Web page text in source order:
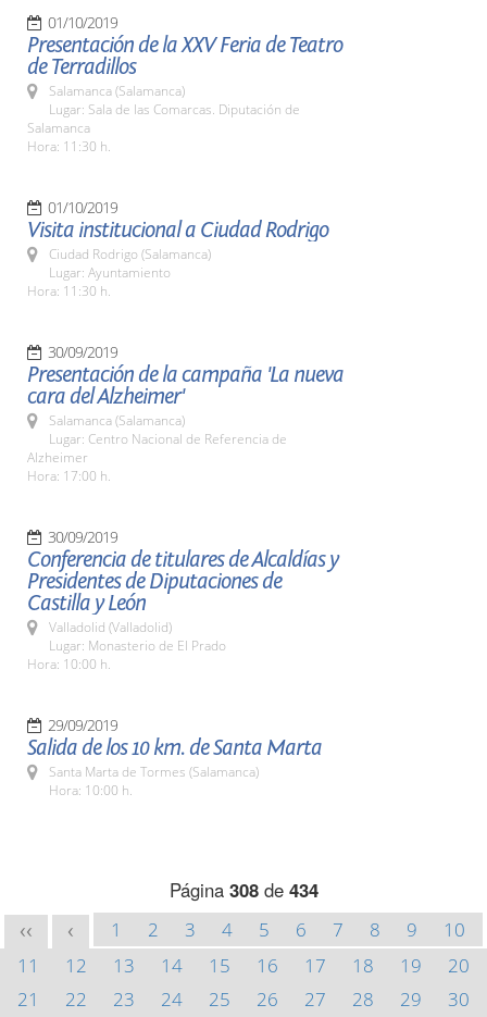
01/10/2019
Presentación de la XXV Feria de Teatro
de Terradillos
Salamanca (Salamanca)
Lugar: Sala de las Comarcas. Diputación de
Salamanca
Hora: 11:30 h.
01/10/2019
Visita institucional a Ciudad Rodrigo
Ciudad Rodrigo (Salamanca)
Lugar: Ayuntamiento
Hora: 11:30 h.
30/09/2019
Presentación de la campaña 'La nueva
cara del Alzheimer'
Salamanca (Salamanca)
Lugar: Centro Nacional de Referencia de
Alzheimer
Hora: 17:00 h.
30/09/2019
Conferencia de titulares de Alcaldías y
Presidentes de Diputaciones de
Castilla y León
Valladolid (Valladolid)
Lugar: Monasterio de El Prado
Hora: 10:00 h.
29/09/2019
Salida de los 10 km. de Santa Marta
Santa Marta de Tormes (Salamanca)
Hora: 10:00 h.
Página 308de 434
<< < 1 2 3 4 5 6 7 8 9
10
11
12 13 14 15 16 17 18 19
20
21
22 23 24 25 26 27 28 29
30